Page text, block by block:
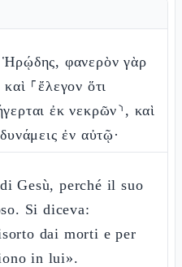
Ἡρῴδης, φανερὸν γὰρ
⸀ἔλεγον ὅτι
ἐκ νεκρῶν⸃, καὶ
ἐν αὐτῷ·
Gesù, perché il suo
Si diceva:
dai morti e per
in lui».